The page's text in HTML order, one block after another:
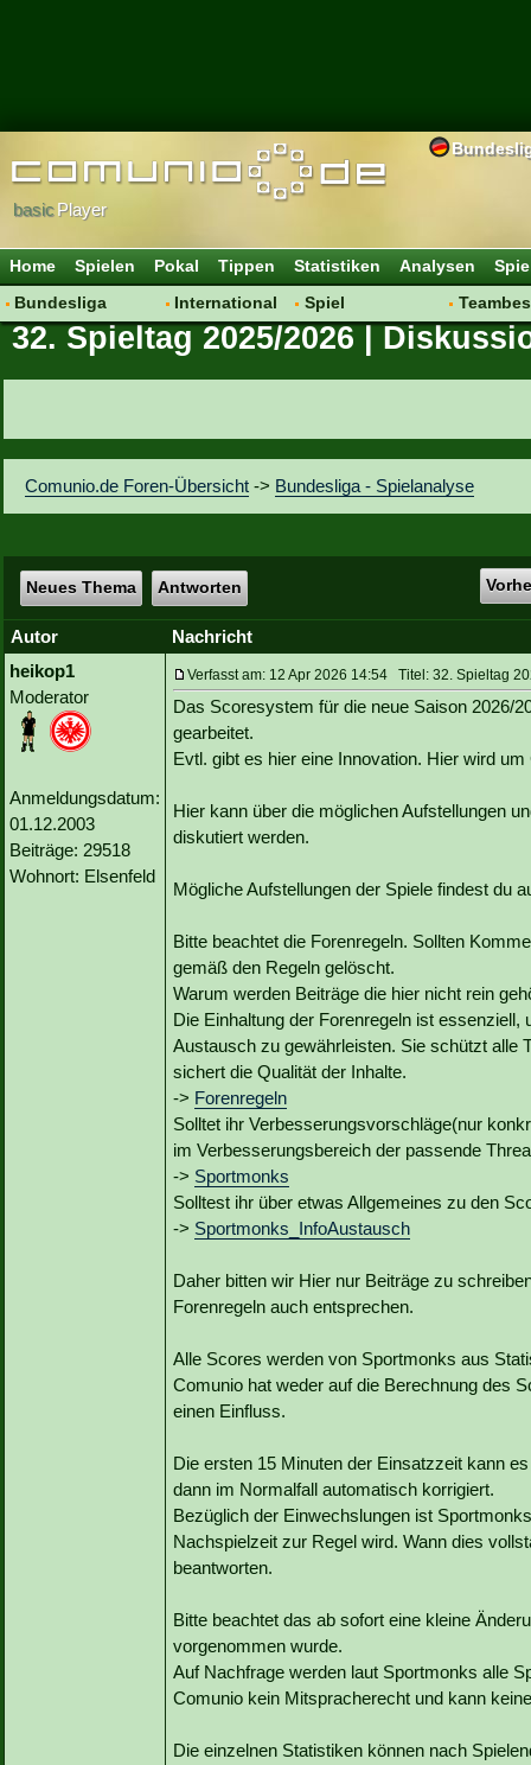
basicPlayer
Home Spielen Pokal Tippen Statistiken Analysen
Bundesliga
Hot News
Vereinsfragen
International
Vereine
Spiel
Regeln & Tipps
32. Spieltag 2025/2026 |
Comunio.de Foren-Übersicht -> Bundesliga - Spielanalyse
Neues Thema Antworten
Autor
Nachricht
heikop1
Moderator
Anmeldungsdatum:
01.12.2003
Beiträge: 29518
Wohnort: Elsenfeld
Verfasst am: 12 Apr 2026 14:54 Titel: 32. Spieltag
Das Scoresystem für die neue Saison 2026/
gearbeitet.
Evtl. gibt es hier eine Innovation. Hier wird um
Hier kann über die möglichen Aufstellungen
diskutiert werden.
Mögliche Aufstellungen der Spiele findest du
Bitte beachtet die Forenregeln. Sollten
gemäß den Regeln gelöscht.
Warum werden Beiträge die hier nicht rein
Die Einhaltung der Forenregeln ist
Austausch zu gewährleisten. Sie schützt alle
sichert die Qualität der Inhalte.
-> Forenregeln
Solltet ihr Verbesserungsvorschläge(nur
im Verbesserungsbereich der passende
-> Sportmonks
Solltest ihr über etwas Allgemeines zu den
-> Sportmonks_InfoAustausch
Daher bitten wir Hier nur Beiträge zu
Forenregeln auch entsprechen.
Alle Scores werden von Sportmonks aus
Comunio hat weder auf die Berechnung des
einen Einfluss.
Die ersten 15 Minuten der Einsatzzeit kann
dann im Normalfall automatisch korrigiert.
Bezüglich der Einwechslungen ist
Nachspielzeit zur Regel wird. Wann dies
beantworten.
Bitte beachtet das ab sofort eine kleine
vorgenommen wurde.
Auf Nachfrage werden laut Sportmonks alle
Comunio kein Mitspracherecht und kann
Die einzelnen Statistiken können nach